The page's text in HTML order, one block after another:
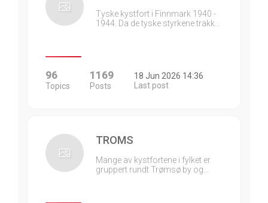
Tyske kystfort i Finnmark 1940 -
1944. Da de tyske styrkene trakk…
96
Topics
1169
Posts
18 Jun 2026 14:36
Last post
TROMS
Mange av kystfortene i fylket er
gruppert rundt Trømsø by og…